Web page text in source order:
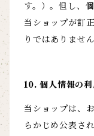
す。）。但し、
当ショップが訂
りではありません
10. 個人情報の
当ショップは、
らかじめ公表さ